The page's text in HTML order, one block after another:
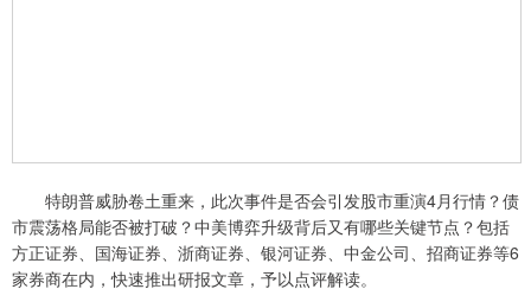
特朗普威胁卷土重来，此次事件是否会引发股市重演4月行情？债
市震荡格局能否被打破？中美博弈升级背后又有哪些关键节点？包括
方正证券、国海证券、浙商证券、银河证券、中金公司、招商证券等6
家券商在内，快速推出研报文章，予以点评解读。